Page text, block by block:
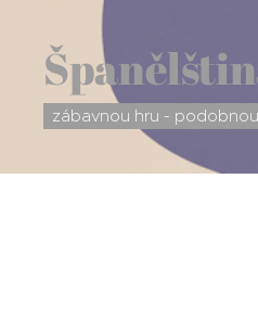
zábavnou hru -